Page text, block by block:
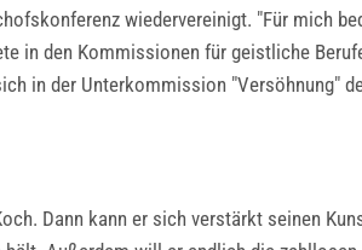
wiedervereinigt. "Für mich
in den Kommissionen für geistliche
in der Unterkommission "Versöhnung"
Dann kann er sich verstärkt seinen